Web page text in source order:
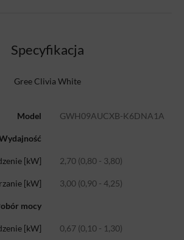
Specyfikacja
Gree Clivia White
Model
[kW]
[kW]
mocy
[kW]
GWH09AUCXB-K6DNA1A
2,70 (0,80 - 3,80)
3,00 (0,90 - 4,25)
0,67 (0,10 - 1,30)